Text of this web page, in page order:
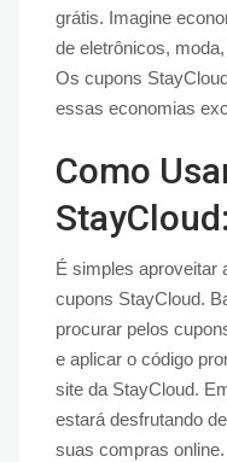
grátis. Imagine
de eletrônicos,
Os cupons
essas economias
Como
StayCloud:
É simples aproveitar
cupons StayCloud.
procurar pelos
e aplicar o código
site da StayCloud.
estará desfrutando
suas compras online.